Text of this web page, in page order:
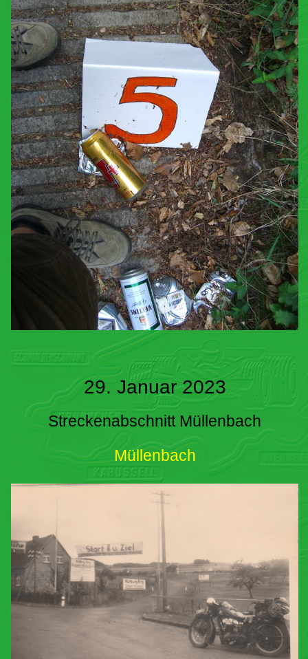
29. Januar 2023
Streckenabschnitt Müllenbach
Müllenbach